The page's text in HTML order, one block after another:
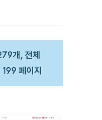
개, 전체
페이지